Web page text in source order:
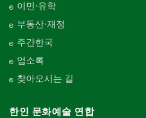
이민·유학
부동산·재정
주간한국
업소록
찾아오시는 길
한인 문화예술 연합